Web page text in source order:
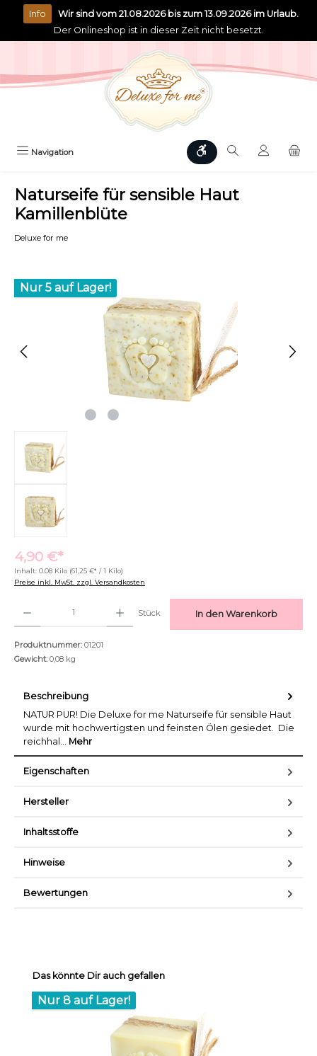
springen
Info
Wir sind vom 21.08.2026 bis zum 13.09.2026 im Urlaub.
Der Onlineshop ist in dieser Zeit nicht besetzt.
Navigation Werkzeugleiste anzeigen
Naturseife für sensible Haut
Kamillenblüte
Deluxe for me
Bildergalerie überspringen
Nur 5 auf Lager!
4,90 €*
Inhalt: 0.08 Kilo (61,25 €* / 1 Kilo)
Preise inkl. MwSt. zzgl. Versandkosten
Stück In den Warenkorb
Produktnummer: 01201
Gewicht: 0,08 kg
Beschreibung
NATUR PUR! Die Deluxe for me Naturseife für sensible Haut
wurde mit hochwertigsten und feinsten Ölen gesiedet. Die
reichhal… Mehr
Eigenschaften
Hersteller
Inhaltsstoffe
Hinweise
Bewertungen
Produktgalerie überspringen
Das könnte Dir auch gefallen
Nur 8 auf Lager!
Text vergrößern
Farben invertieren